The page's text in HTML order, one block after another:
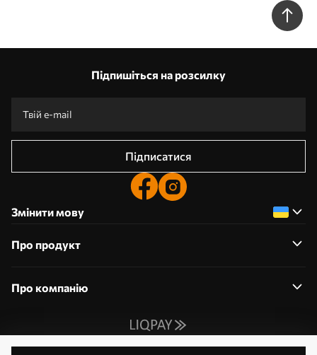
Підпишіться на розсилку
Підписатися
Змінити мову
Про продукт
Про компанію